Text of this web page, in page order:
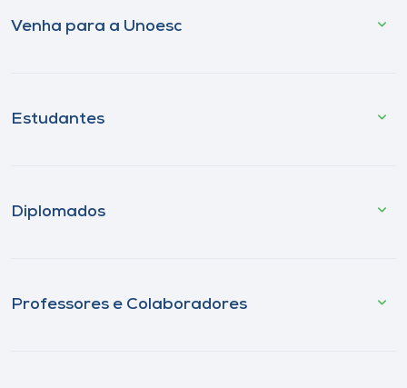
Venha para a Unoesc
Estudantes
Diplomados
Professores e Colaboradores